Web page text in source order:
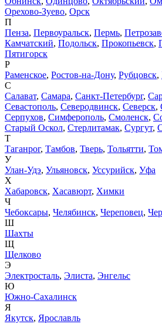
Орехово-Зуево, Орск
П
Пенза, Первоуральск, Пермь,
Камчатский, Подольск, Прокопьевск,
Пятигорск
Р
Раменское, Ростов-на-Дону, Рубцовск,
С
Салават, Самара, Санкт-Петербург,
Севастополь, Северодвинск, Северск,
Серпухов, Симферополь, Смоленск,
Старый Оскол, Стерлитамак, Сургут,
Т
Таганрог, Тамбов, Тверь, Тольятти,
У
Улан-Удэ, Ульяновск, Уссурийск, Уфа
Х
Хабаровск, Хасавюрт, Химки
Ч
Чебоксары, Челябинск, Череповец,
Ш
Шахты
Щ
Щелково
Э
Электросталь, Элиста, Энгельс
Ю
Южно-Сахалинск
Я
Якутск, Ярославль